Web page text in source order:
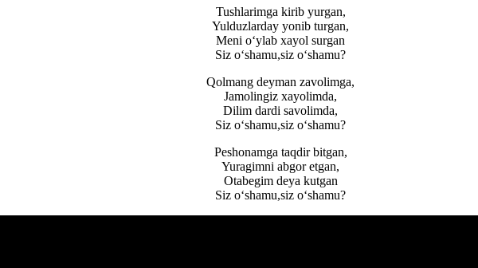
Tushlarimga kirib yurgan,
Yulduzlarday yonib turgan,
Meni o‘ylab xayol surgan
Siz o‘shamu,siz o‘shamu?
Qolmang deyman zavolimga,
Jamolingiz xayolimda,
Dilim dardi savolimda,
Siz o‘shamu,siz o‘shamu?
Peshonamga taqdir bitgan,
Yuragimni abgor etgan,
Otabegim deya kutgan
Siz o‘shamu,siz o‘shamu?